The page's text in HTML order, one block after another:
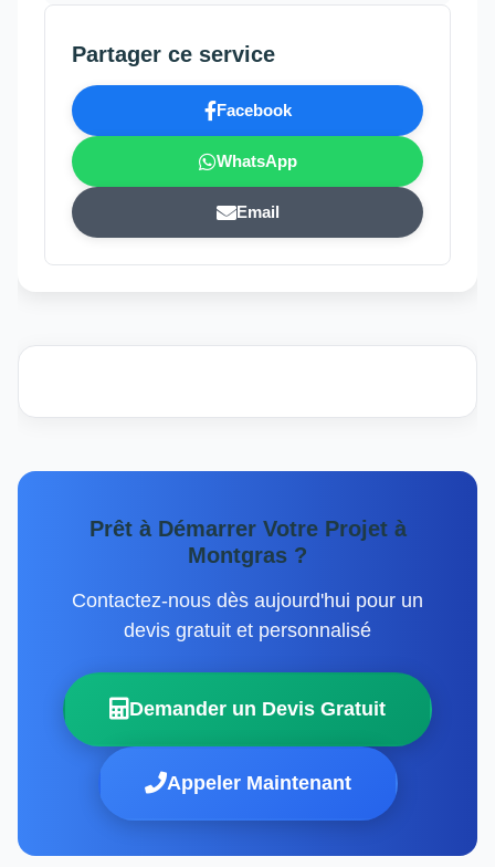
Partager ce service
Facebook
WhatsApp
Email
Prêt à Démarrer Votre Projet à
Montgras ?
Contactez-nous dès aujourd'hui pour un
devis gratuit et personnalisé
Demander un Devis Gratuit
Appeler Maintenant